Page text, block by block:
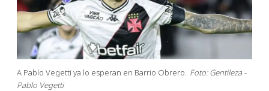
A Pablo Vegetti ya lo esperan en Barrio Obrero. Foto: Gentileza -
Pablo Vegetti